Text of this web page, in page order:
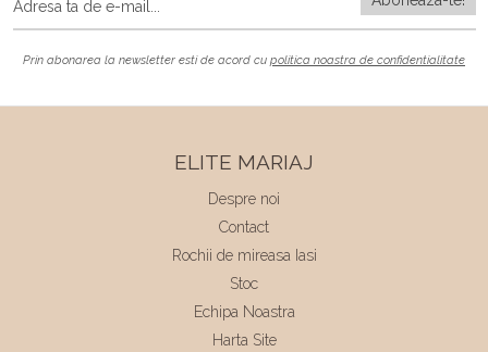
Prin abonarea la newsletter esti de acord cu politica noastra de confidentialitate
ELITE MARIAJ
Despre noi
Contact
Rochii de mireasa Iasi
Stoc
Echipa Noastra
Harta Site